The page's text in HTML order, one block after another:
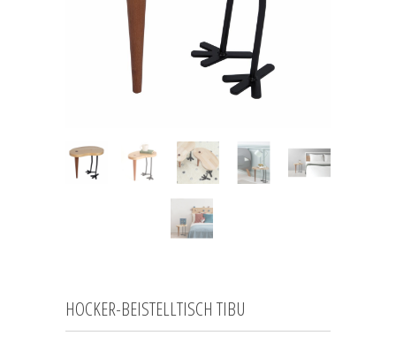
HOCKER-BEISTELLTISCH TIBU